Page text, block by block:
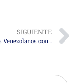
SIGUIENTE
¿Pueden los Venezolanos con TPS Cancelado Solicitar Asilo en EE. UU.?